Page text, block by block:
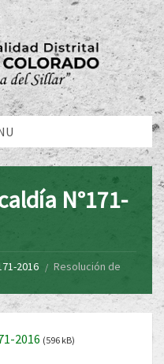
N°171-
2016
Resolución de
2016 (596 kB)